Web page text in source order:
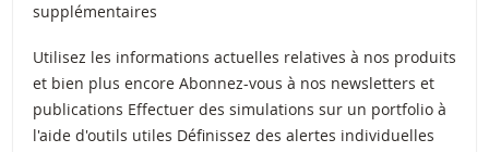
supplémentaires
Utilisez les informations actuelles relatives à nos produits
et bien plus encore Abonnez-vous à nos newsletters et
publications Effectuer des simulations sur un portfolio à
l'aide d'outils utiles Définissez des alertes individuelles